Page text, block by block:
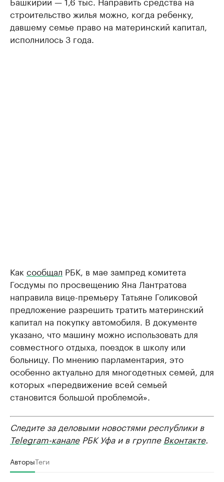
строительство жилья можно, когда ребенку,
давшему семье право на материнский капитал,
исполнилось 3 года.
Как сообщал РБК, в мае зампред комитета
Госдумы по просвещению Яна Лантратова
направила вице-премьеру Татьяне Голиковой
предложение разрешить тратить материнский
капитал на покупку автомобиля. В документе
указано, что машину можно использовать для
совместного отдыха, поездок в школу или
больницу. По мнению парламентария, это
особенно актуально для многодетных семей, для
которых «передвижение всей семьей
становится большой проблемой».
Следите за деловыми новостями республики в
Telegram-каналеРБК Уфа и в группе Вконтакте.
АвторыТеги